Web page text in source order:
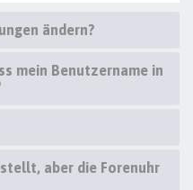
ändern?
mein Benutzername in
aber die Forenuhr